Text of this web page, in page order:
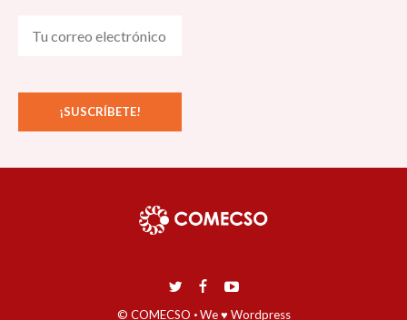
© COMECSO ·We ♥ Wordpress